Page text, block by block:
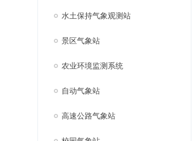
水土保持气象观测站
景区气象站
农业环境监测系统
自动气象站
高速公路气象站